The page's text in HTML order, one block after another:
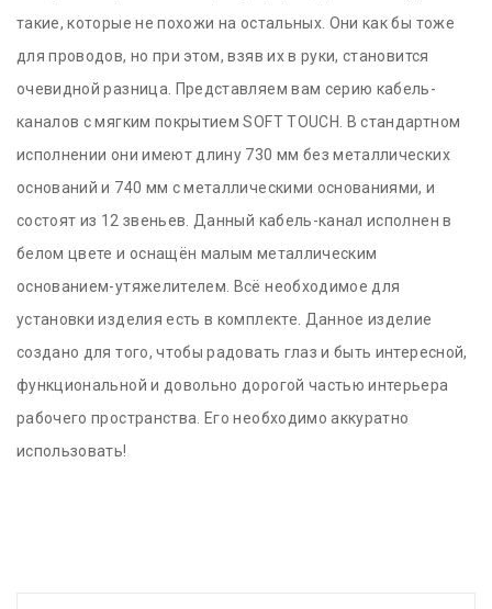
такие, которые не похожи на остальных. Они как бы тоже
для проводов, но при этом, взяв их в руки, становится
очевидной разница. Представляем вам серию кабель-
каналов с мягким покрытием SOFT TOUCH. В стандартном
исполнении они имеют длину 730 мм без металлических
оснований и 740 мм с металлическими основаниями, и
состоят из 12 звеньев. Данный кабель-канал исполнен в
белом цвете и оснащён малым металлическим
основанием-утяжелителем. Всё необходимое для
установки изделия есть в комплекте. Данное изделие
создано для того, чтобы радовать глаз и быть интересной,
функциональной и довольно дорогой частью интерьера
рабочего пространства. Его необходимо аккуратно
использовать!